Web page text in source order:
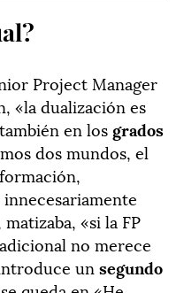
Project Manager
«la dualización es
en losgrados
dos mundos, el
«si la FP
no merece
un segundo